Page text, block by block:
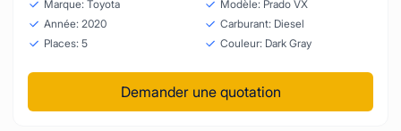
Marque: Toyota Modèle: Prado VX
Année: 2020 Carburant: Diesel
Places: 5 Couleur: Dark Gray
Demander une quotation